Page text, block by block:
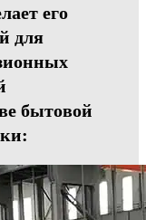
его
для
бытовой